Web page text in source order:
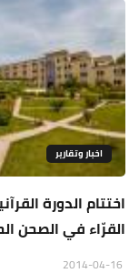
اخبار وتقارير
اختتام الدورة
القرّاء في الصحن